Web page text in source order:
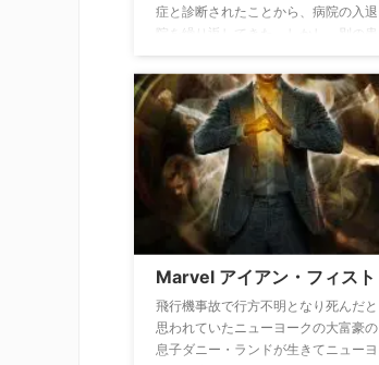
症と診断されたことから、病院の入退
院を繰り返してきた。しかし、別の患
幻覚・幻聴と思っていたものは、実は
現実だったのではないかと思い至るよ
うになる。実は彼こそが他人の精神を
自由に操ることのできるチャールズ・
エグゼビア（＝プロフェッサーX）の
息子だったのだ。
Marvel アイアン・フィスト
飛行機事故で行方不明となり死んだと
思われていたニューヨークの大富豪の
息子ダニー・ランドが生きてニューヨ